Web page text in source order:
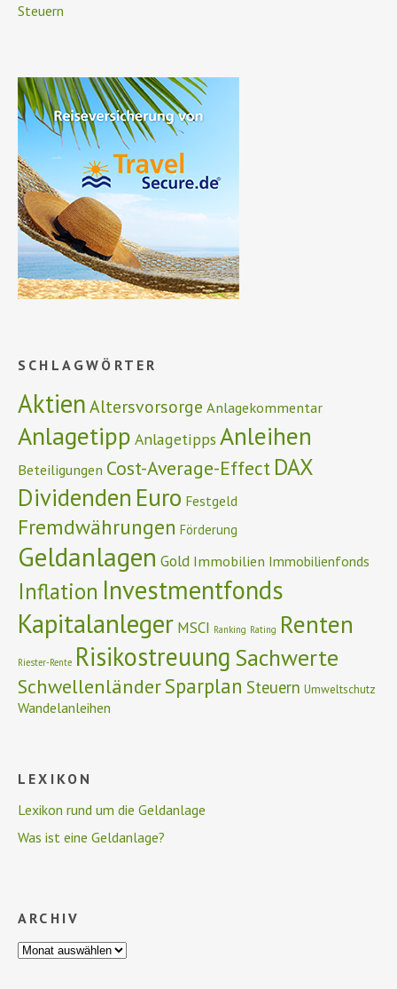
Steuern
SCHLAGWÖRTER
Aktien Altersvorsorge Anlagekommentar
Anlagetipp Anlagetipps Anleihen
Beteiligungen Cost-Average-Effect DAX
Dividenden Euro Festgeld
Fremdwährungen Förderung
Geldanlagen Gold Immobilien Immobilienfonds
Inflation Investmentfonds
Kapitalanleger MSCI Ranking Rating Renten
Riester-Rente Risikostreuung Sachwerte
SchwellenländerSparplan Steuern Umweltschutz
Wandelanleihen
LEXIKON
Lexikon rund um die Geldanlage
Was ist eine Geldanlage?
ARCHIV